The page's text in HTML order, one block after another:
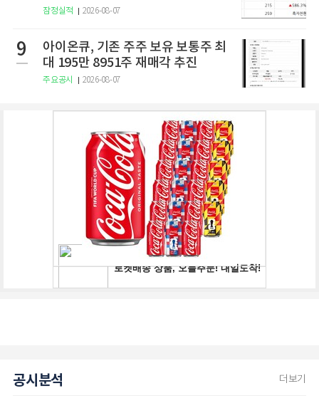
잠정실적 2026-08-07
9
아이온큐, 기존 주주 보유 보통주 최
대 195만 8951주 재매각 추진
주요공시 2026-08-07
공시분석 더보기